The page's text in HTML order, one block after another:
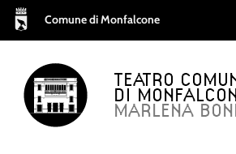
Comune di Monfalcone
TEATRO
DI
MARLENA